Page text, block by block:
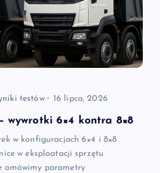
testów 16 lipca, 2026
wywrotki 6×4 kontra 8×8
w konfiguracjach 6×4 i 8×8
w eksploatacji sprzętu
omówimy parametry